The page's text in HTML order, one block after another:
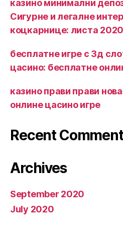
казино минимални
Сигурне и легалне
коцкарнице: листа 2020
бесплатне игре с 3д
цасино: бесплатне
казино прави прави
онлине цасино игре
Recent
Archives
September 2020
July 2020